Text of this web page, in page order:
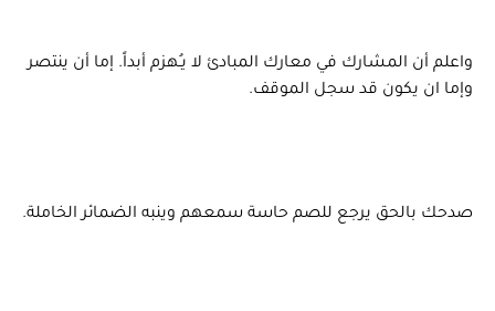
واعلم أن المشارك في معارك المبادئ لا يـُهزم أبداً. إما أن ينتصر
وإما ان يكون قد سجل الموقف.
صدحك بالحق يرجع للصم حاسة سمعهم وينبه الضمائر الخاملة.